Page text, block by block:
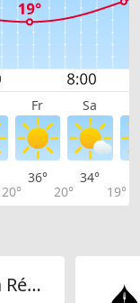
Fr Sa
20°
36°
20°
34°
19°
Café Restaurant La Réunion